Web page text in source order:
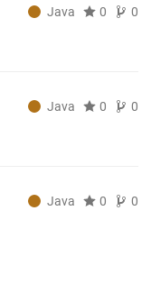
Java 0 0
Java 0 0
Java 0 0